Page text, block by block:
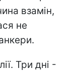
взамін,
не
Три дні -